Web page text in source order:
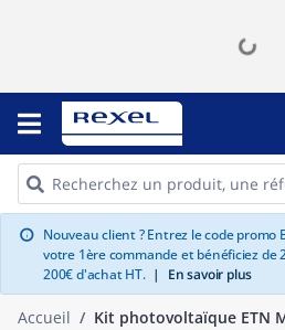
info Nouveau client ? Entrez le code promo
votre 1ère commande et bénéficiez de
200€ d'achat HT. | En savoir plus
Accueil Kit photovoltaïque ETN